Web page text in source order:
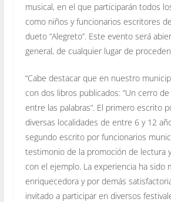
musical, en el que participarán todos
como niños y funcionarios escritores
dueto “Alegreto”. Este evento será
general, de cualquier lugar de
“Cabe destacar que en nuestro
con dos libros publicados: “Un cerro de
entre las palabras”. El primero escrito
diversas localidades de entre 6 y 12
segundo escrito por funcionarios
testimonio de la promoción de lectura
con el ejemplo. La experiencia ha sido
enriquecedora y por demás
invitado a participar en diversos